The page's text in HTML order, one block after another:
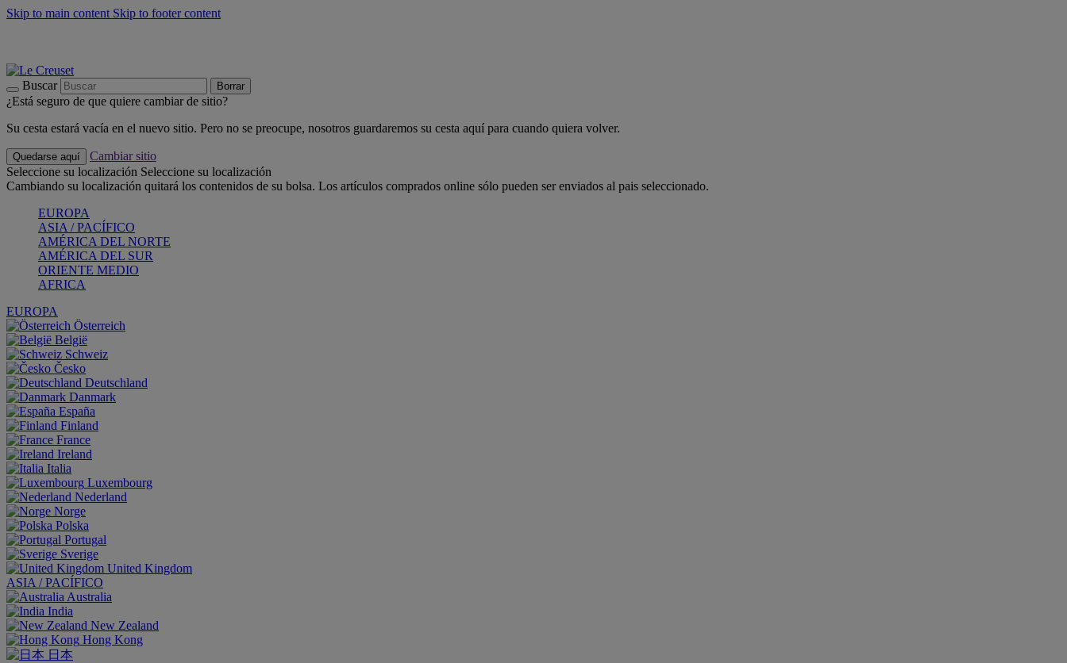
Skip to main content Skip to footer content
Buscar Borrar
¿Está seguro de que quiere cambiar de sitio?
Su cesta estará vacía en el nuevo sitio. Pero no se preocupe, nosotros guardaremos su cesta aquí para cuando quiera volver.
Quedarse aquí
Cambiar sitio
Seleccione su localización Seleccione su localización
Cambiando su localización quitará los contenidos de su bolsa. Los artículos comprados online sólo pueden ser enviados al pais seleccionado.
EUROPA
ASIA / PACÍFICO
AMÉRICA DEL NORTE
AMÉRICA DEL SUR
ORIENTE MEDIO
AFRICA
EUROPA
Österreich
België
Schweiz
Česko
Deutschland
Danmark
España
Finland
France
Ireland
Italia
Luxembourg
Nederland
Norge
Polska
Portugal
Sverige
United Kingdom
ASIA / PACÍFICO
Australia
India
New Zealand
Hong Kong
日本